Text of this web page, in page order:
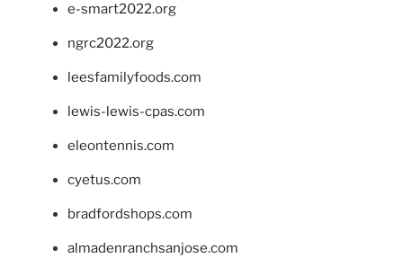
e-smart2022.org
ngrc2022.org
leesfamilyfoods.com
lewis-lewis-cpas.com
eleontennis.com
cyetus.com
bradfordshops.com
almadenranchsanjose.com